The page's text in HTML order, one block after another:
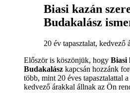
Biasi kazán
Budakalász
20 év tapasztalat, kedvező
Először is köszönjük, hogy Biasi
Budakalász kapcsán hozzánk
több, mint 20 éves tapasztalattal
kedvező árakkal állnak az Ön